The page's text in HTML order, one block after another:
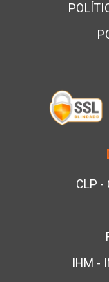
CLP -
IHM -